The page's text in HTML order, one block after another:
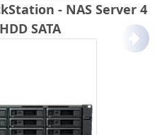
- NAS Server 4
SATA